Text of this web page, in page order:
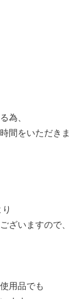
為、
間をいただきま
ざいますので、
用品でも